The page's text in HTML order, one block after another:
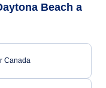
Beach a
Canada